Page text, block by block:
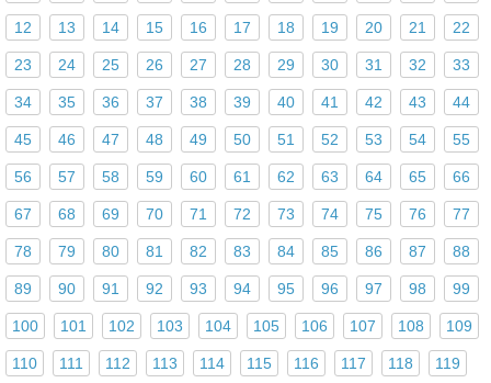
12 13 14 15 16 17 18 19 20 21 22
23 24 25 26 27 28 29 30 31 32 33
34 35 36 37 38 39 40 41 42 43 44
45 46 47 48 49 50 51 52 53 54 55
56 57 58 59 60 61 62 63 64 65 66
67 68 69 70 71 72 73 74 75 76 77
78 79 80 81 82 83 84 85 86 87 88
89 90 91 92 93 94 95 96 97 98 99
100 101 102 103 104 105 106 107 108 109
110 111 112 113 114 115 116 117 118 119